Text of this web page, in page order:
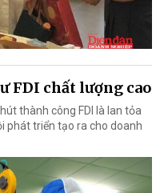
FDI chất lượng cao
thành công FDI là lan tỏa
phát triển tạo ra cho doanh